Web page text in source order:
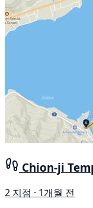
Chion-ji
2 지점 · 1개월 전